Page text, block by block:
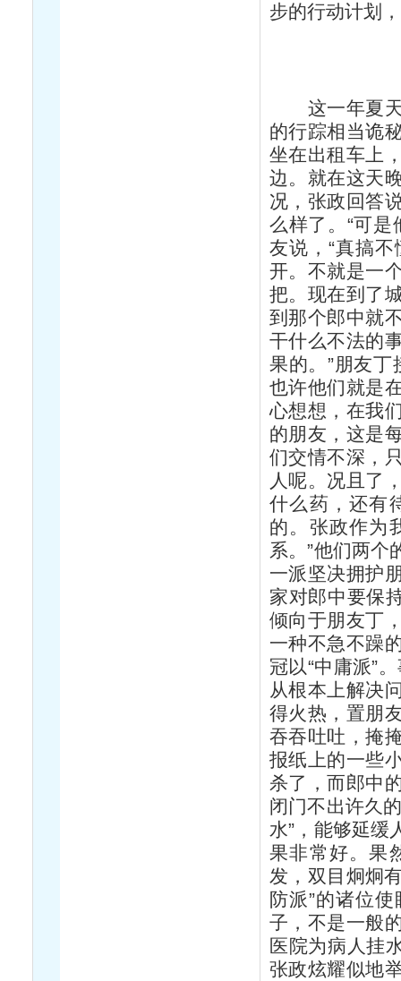
步的行动计划
这一年夏天
的行踪相当诡
坐在出租车上
边。就在这天
况，张政回答
么样了。“可
友说，“真搞
开。不就是一
把。现在到了
到那个郎中就
干什么不法的
果的。”朋友
也许他们就是
心想想，在我
的朋友，这是
们交情不深，
人呢。况且了
什么药，还有
的。张政作为
系。”他们两个
一派坚决拥护
家对郎中要保
倾向于朋友丁
一种不急不躁
冠以“中庸派”
从根本上解决
得火热，置朋
吞吞吐吐，掩
报纸上的一些
杀了，而郎中
闭门不出许久
水”，能够延缓
果非常好。果
发，双目炯炯
防派”的诸位
子，不是一般
医院为病人挂
张政炫耀似地